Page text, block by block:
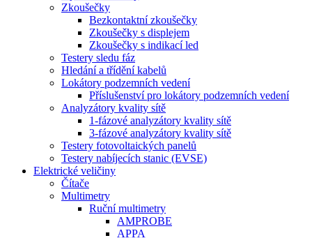
Zkoušečky
Bezkontaktní zkoušečky
Zkoušečky s displejem
Zkoušečky s indikací led
Testery sledu fáz
Hledání a třídění kabelů
Lokátory podzemních vedení
Příslušenství pro lokátory podzemních vedení
Analyzátory kvality sítě
1-fázové analyzátory kvality sítě
3-fázové analyzátory kvality sítě
Testery fotovoltaických panelů
Testery nabíjecích stanic (EVSE)
Elektrické veličiny
Čítače
Multimetry
Ruční multimetry
AMPROBE
APPA